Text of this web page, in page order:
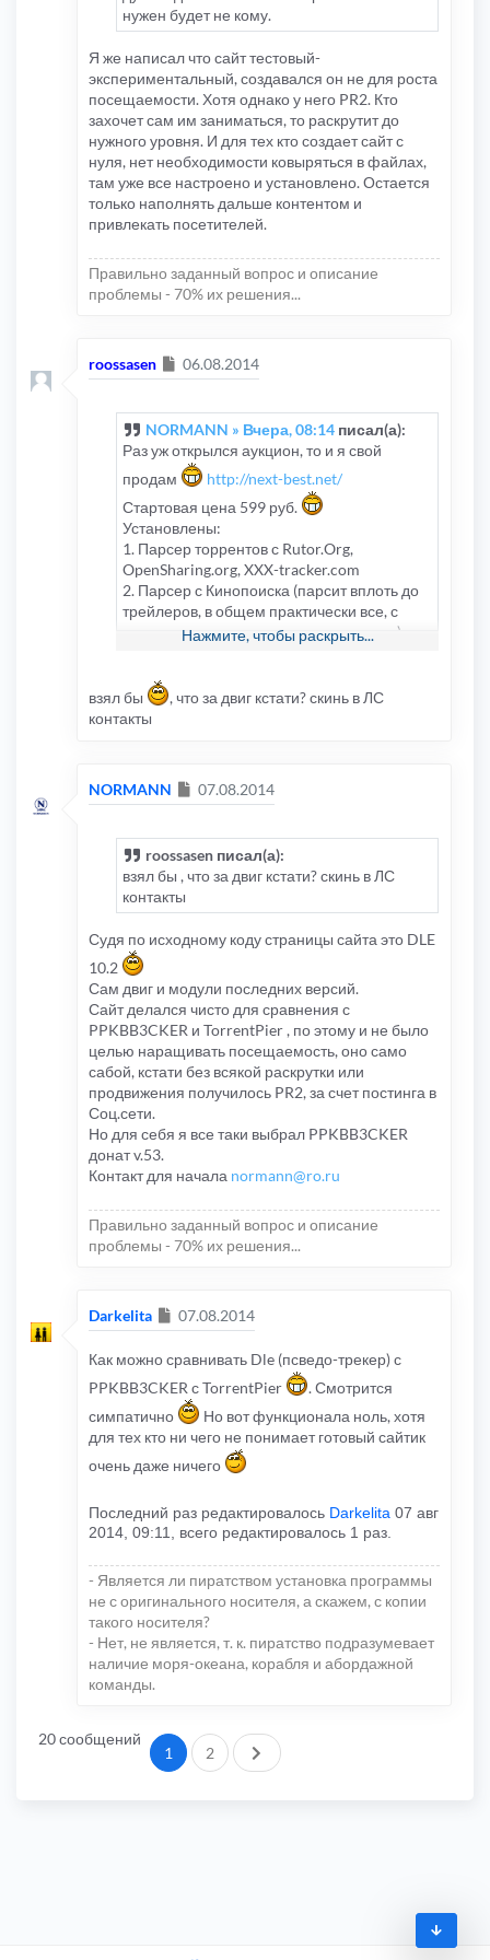
нужен будет не кому.
Я же написал что сайт тестовый-
экспериментальный, создавался он не для роста
посещаемости. Хотя однако у него PR2. Кто
захочет сам им заниматься, то раскрутит до
нужного уровня. И для тех кто создает сайт с
нуля, нет необходимости ковыряться в файлах,
там уже все настроено и установлено. Остается
только наполнять дальше контентом и
привлекать посетителей.
Правильно заданный вопрос и описание
проблемы - 70% их решения...
roossasen Сообщение
06.08.2014
NORMANN » Вчера, 08:14писал(а):
Раз уж открылся аукцион, то и я свой
продам
http://next-best.net/
Стартовая цена 599 руб.
Установлены:
1. Парсер торрентов с Rutor.Org,
OpenSharing.org, XXX-tracker.com
2. Парсер с Кинопоиска (парсит вплоть до
трейлеров, в общем практически все, с
возможностью отключения не нужного)
вертикально и горизонтально (выводить
новости по ТОП просмотрам,
отобранные вручную)
5. Автоматический постинг в Соц.сети
6. Film-Rating для втоматического парсинга
рейтингов фильмов с КиноПоиска
+ дополнительные мелкие плюшки.
трекер, мультитрекер в комплекте
Устанавливается на VPS/VDS , для
установки анонсера XBT.
Домен про плачен до 24-02-2017 у
регистратора в офшорной зоне
Также по желанию можно до установить
форум с общей регистрацией
Все установленные модули + форум для
доп. установки привязаны к домену.
Трекер делался как тестовый-
экспериментальный, все работает.
Сейчас делаю постоянный для себя, но на
PPKBB3CKER донат v.53 , на описанный
выше времени уже не останется, по этому
Нажмите, чтобы раскрыть...
взял бы
, что за двиг кстати? скинь в ЛС
контакты
NORMANN Сообщение
07.08.2014
roossasen писал(а):
взял бы , что за двиг кстати? скинь в ЛС
контакты
Судя по исходному коду страницы сайта это DLE
10.2
Сам двиг и модули последних версий.
Сайт делался чисто для сравнения с
PPKBB3CKER и TorrentPier , по этому и не было
целью наращивать посещаемость, оно само
сабой, кстати без всякой раскрутки или
продвижения получилось PR2, за счет постинга в
Соц.сети.
Но для себя я все таки выбрал PPKBB3CKER
донат v.53.
Контакт для начала normann@ro.ru
Правильно заданный вопрос и описание
проблемы - 70% их решения...
Darkelita Сообщение
07.08.2014
Как можно сравнивать Dle (псведо-трекер) с
PPKBB3CKER с TorrentPier
. Смотрится
симпатично
Но вот функционала ноль, хотя
для тех кто ни чего не понимает готовый сайтик
очень даже ничего
Последний раз редактировалось Darkelita 07 авг
2014, 09:11, всего редактировалось 1 раз.
- Является ли пиратством установка программы
не с оригинального носителя, а скажем, с копии
такого носителя?
- Нет, не является, т. к. пиратство подразумевает
наличие моря-океана, корабля и абордажной
команды.
20 сообщений
1 2 След.